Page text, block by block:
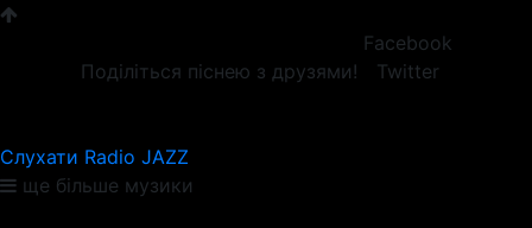
Поділіться піснею з друзями!
Facebook
Twitter
Слухати Radio JAZZ
ще більше музики